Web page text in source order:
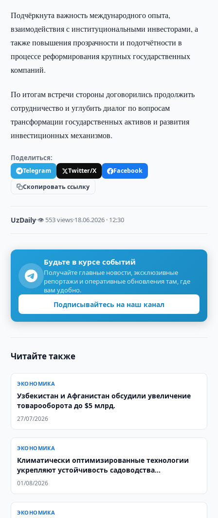
Подчёркнута важность международного опыта,
взаимодействия с институциональными инвесторами, а
также повышения прозрачности и подотчётности в
процессе реформирования крупных государственных
компаний.
По итогам встречи стороны договорились продолжить
сотрудничество и углубить диалог по вопросам
трансформации государственных активов и развития
инвестиционных механизмов.
Поделиться:
Telegram Twitter/X
Facebook
Скопировать ссылку
UzDaily·👁 553 views·18.06.2026 · 12:30
Будьте в курсе событий
Получайте главные новости, эксклюзивные
репортажи и оперативные обновления там, где
вам удобно.
Подписывайтесь на наш канал
Читайте также
ЭКОНОМИКА
Узбекистан и Афганистан обсудили увеличение
товарооборота до $5 млрд.
27/07/2026
ЭКОНОМИКА
Климатически оптимизированные технологии
укрепляют устойчивость садоводства
Узбекистана
01/08/2026
ЭКОНОМИКА